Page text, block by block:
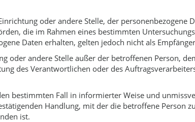
oder andere Stelle, der personenbezogene
die im Rahmen eines bestimmten
Daten erhalten, gelten jedoch nicht als
oder andere Stelle außer der betroffenen Person,
des Verantwortlichen oder des
bestimmten Fall in informierter Weise und
Handlung, mit der die betroffene Person
ist.